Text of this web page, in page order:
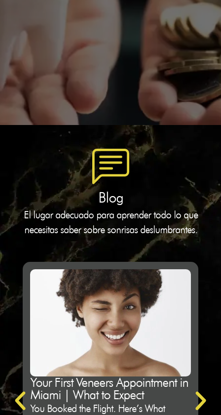
Blog
El lugar adecuado para aprender todo lo que
necesitas saber sobre sonrisas deslumbrantes.
Your First Veneers Appointment in
Miami | What to Expect
You Booked the Flight. Here’s What